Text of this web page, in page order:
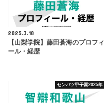
2025.3.18
【山梨学院】藤田蒼海のプロフィ
ール・経歴
センバツ甲子園2025年